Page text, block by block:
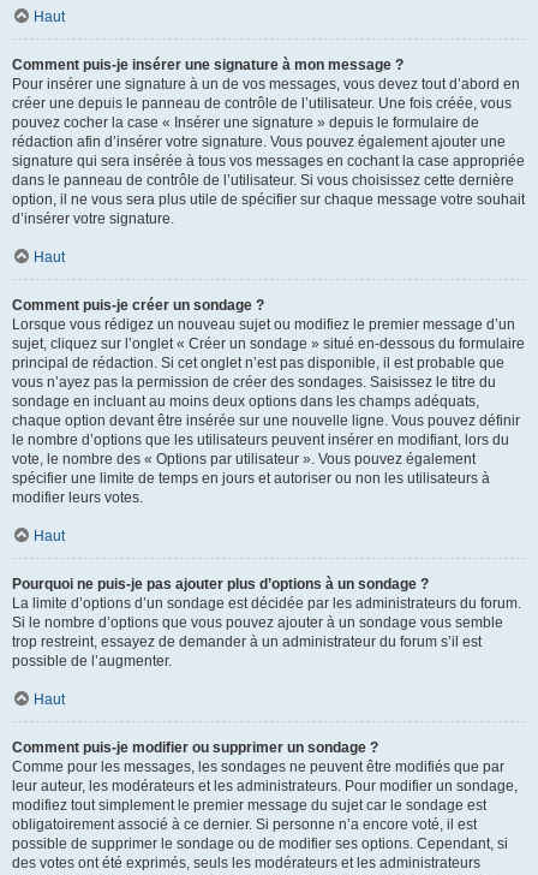
Haut
Comment puis-je insérer une signature à mon message ?
Pour insérer une signature à un de vos messages, vous devez tout d’abord en
créer une depuis le panneau de contrôle de l’utilisateur. Une fois créée, vous
pouvez cocher la case « Insérer une signature » depuis le formulaire de
rédaction afin d’insérer votre signature. Vous pouvez également ajouter une
signature qui sera insérée à tous vos messages en cochant la case appropriée
dans le panneau de contrôle de l’utilisateur. Si vous choisissez cette dernière
option, il ne vous sera plus utile de spécifier sur chaque message votre souhait
d’insérer votre signature.
Haut
Comment puis-je créer un sondage ?
Lorsque vous rédigez un nouveau sujet ou modifiez le premier message d’un
sujet, cliquez sur l’onglet « Créer un sondage » situé en-dessous du formulaire
principal de rédaction. Si cet onglet n’est pas disponible, il est probable que
vous n’ayez pas la permission de créer des sondages. Saisissez le titre du
sondage en incluant au moins deux options dans les champs adéquats,
chaque option devant être insérée sur une nouvelle ligne. Vous pouvez définir
le nombre d’options que les utilisateurs peuvent insérer en modifiant, lors du
vote, le nombre des « Options par utilisateur ». Vous pouvez également
spécifier une limite de temps en jours et autoriser ou non les utilisateurs à
modifier leurs votes.
Haut
Pourquoi ne puis-je pas ajouter plus d’options à un sondage ?
La limite d’options d’un sondage est décidée par les administrateurs du forum.
Si le nombre d’options que vous pouvez ajouter à un sondage vous semble
trop restreint, essayez de demander à un administrateur du forum s’il est
possible de l’augmenter.
Haut
Comment puis-je modifier ou supprimer un sondage ?
Comme pour les messages, les sondages ne peuvent être modifiés que par
leur auteur, les modérateurs et les administrateurs. Pour modifier un sondage,
modifiez tout simplement le premier message du sujet car le sondage est
obligatoirement associé à ce dernier. Si personne n’a encore voté, il est
possible de supprimer le sondage ou de modifier ses options. Cependant, si
des votes ont été exprimés, seuls les modérateurs et les administrateurs